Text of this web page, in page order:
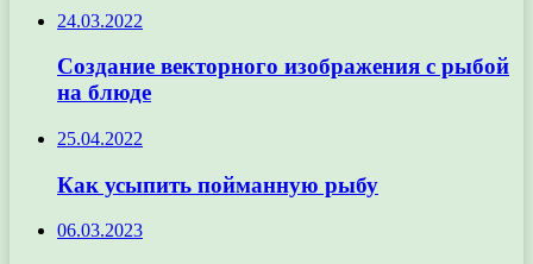
24.03.2022
Создание векторного изображения с рыбой
на блюде
25.04.2022
Как усыпить пойманную рыбу
06.03.2023